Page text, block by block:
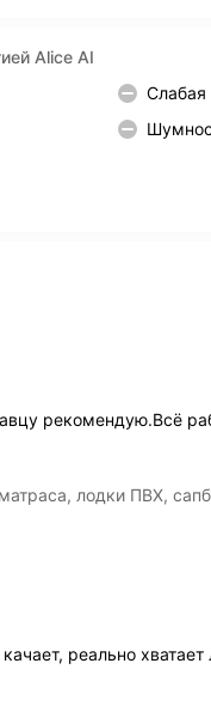
Alice AI
Слабая
рекомендую.Всё
лодки ПВХ,
реально